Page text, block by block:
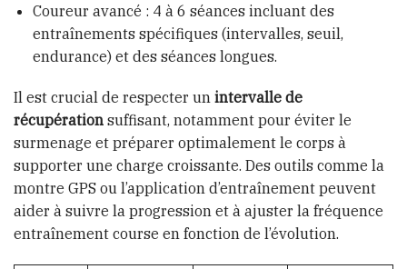
Coureur avancé : 4 à 6 séances incluant des
entraînements spécifiques (intervalles, seuil,
endurance) et des séances longues.
Il est crucial de respecter un intervalle de
récupération suffisant, notamment pour éviter le
surmenage et préparer optimalement le corps à
supporter une charge croissante. Des outils comme la
montre GPS ou l’application d’entraînement peuvent
aider à suivre la progression et à ajuster la fréquence
entraînement course en fonction de l’évolution.